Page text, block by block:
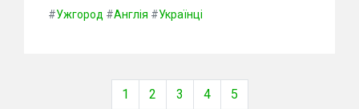
#Ужгород #Англія #Українці
1 2 3 4 5